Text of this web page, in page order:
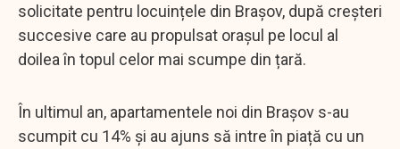
solicitate pentru locuințele din Brașov, după creșteri
succesive care au propulsat orașul pe locul al
doilea în topul celor mai scumpe din țară.
În ultimul an, apartamentele noi din Brașov s-au
scumpit cu 14% și au ajuns să intre în piață cu un